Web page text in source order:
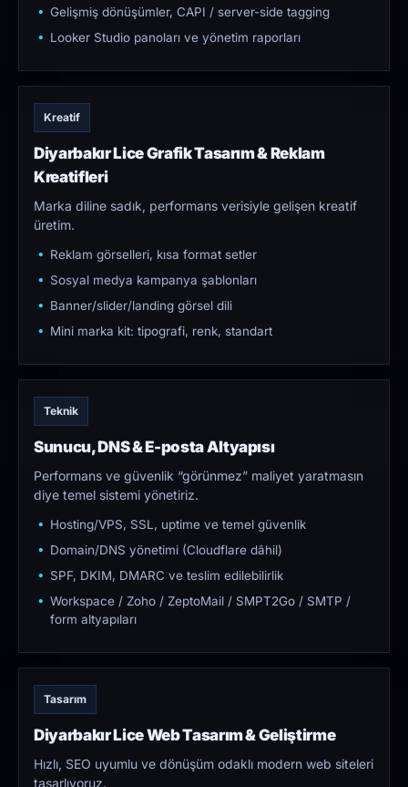
Gelişmiş dönüşümler, CAPI / server-side tagging
Looker Studio panoları ve yönetim raporları
Kreatif
Diyarbakır Lice Grafik Tasarım & Reklam
Kreatifleri
Marka diline sadık, performans verisiyle gelişen kreatif
üretim.
Reklam görselleri, kısa format setler
Sosyal medya kampanya şablonları
Banner/slider/landing görsel dili
Mini marka kit: tipografi, renk, standart
Teknik
Sunucu, DNS & E-posta Altyapısı
Performans ve güvenlik “görünmez” maliyet yaratmasın
diye temel sistemi yönetiriz.
Hosting/VPS, SSL, uptime ve temel güvenlik
Domain/DNS yönetimi (Cloudflare dâhil)
SPF, DKIM, DMARC ve teslim edilebilirlik
Workspace / Zoho / ZeptoMail / SMPT2Go / SMTP /
form altyapıları
Tasarım
Diyarbakır Lice Web Tasarım & Geliştirme
Hızlı, SEO uyumlu ve dönüşüm odaklı modern web siteleri
tasarlıyoruz.